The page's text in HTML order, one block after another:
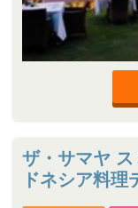
ザ・サマヤ
ドネシア料